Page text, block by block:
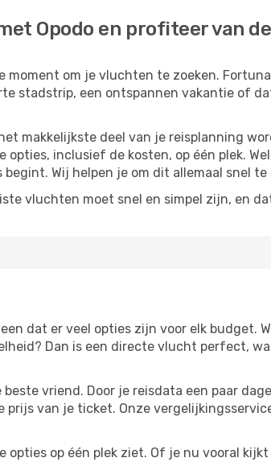
Opodo en profiteer van
moment om je vluchten te zoeken.
stadstrip, een ontspannen vakantie of
makkelijkste deel van je reisplanning
inclusief de kosten, op één plek.
Wij helpen je om dit allemaal snel te
vluchten moet snel en simpel zijn, en
dat er veel opties zijn voor elk budget.
Dan is een directe vlucht perfect,
vriend. Door je reisdata een paar
van je ticket. Onze
op één plek ziet. Of je nu vooral